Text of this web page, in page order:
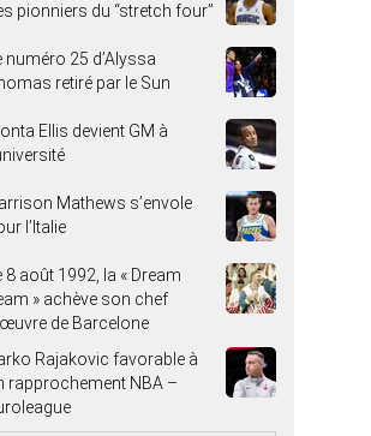
pionniers du “stretch four”
numéro 25 d’Alyssa
retiré par le Sun
Ellis devient GM à
Mathews s’envole
l’Italie
8 août 1992, la « Dream
» achève son chef
de Barcelone
Rajakovic favorable à
rapprochement NBA –